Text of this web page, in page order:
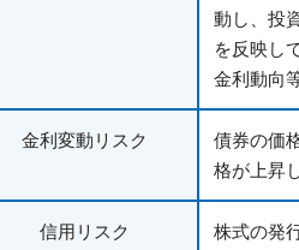
動し、投
を反映し
金利動向
金利変動リスク
債券の価
格が上昇
信用リスク
株式の発